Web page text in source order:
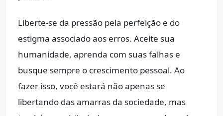
Liberte-se da pressão pela perfeição e do
estigma associado aos erros. Aceite sua
humanidade, aprenda com suas falhas e
busque sempre o crescimento pessoal. Ao
fazer isso, você estará não apenas se
libertando das amarras da sociedade, mas